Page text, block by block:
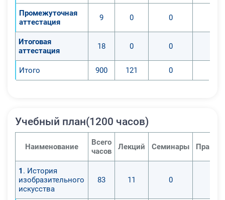
Промежуточная
аттестация
9 0 0
Итоговая
аттестация
18 0 0
Итого 900 121 0
Учебный план(1200 часов)
Наименование
Всего
часов
Лекций Семинары
1 . История
изобразительного
искусства
83 11 0